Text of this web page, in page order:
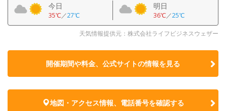
今日
35℃／27℃
明日
36℃／25℃
天気情報提供元：株式会社ライフビジネスウェザー
開催期間や料金、公式サイトの情報を見る
地図・アクセス情報、電話番号を確認する